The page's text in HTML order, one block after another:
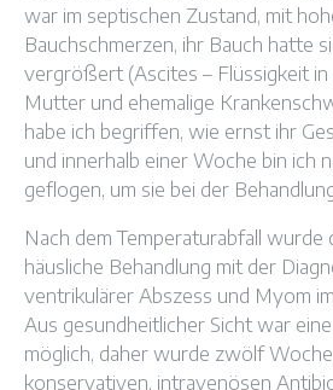
war im septischen Zustand, mit
Bauchschmerzen, ihr Bauch hatte
vergrößert (Ascites – Flüssigkeit in
Mutter und ehemalige
habe ich begriffen, wie ernst ihr
und innerhalb einer Woche bin ich
geflogen, um sie bei der
Nach dem Temperaturabfall wurde
häusliche Behandlung mit der
ventrikulärer Abszess und Myom
Aus gesundheitlicher Sicht war
möglich, daher wurde zwölf
konservativen, intravenösen